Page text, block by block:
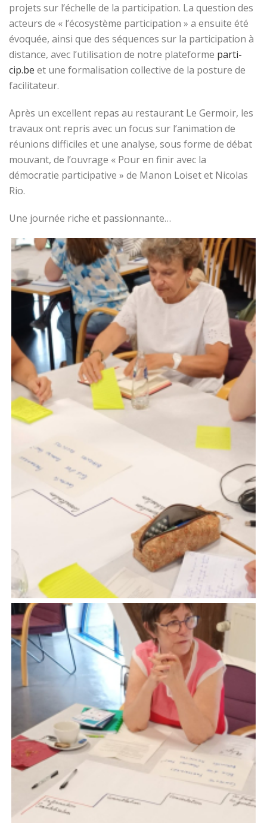
projets sur l’échelle de la participation. La question des
acteurs de « l’écosystème participation » a ensuite été
évoquée, ainsi que des séquences sur la participation à
distance, avec l’utilisation de notre plateforme parti-
cip.be et une formalisation collective de la posture de
facilitateur.
Après un excellent repas au restaurant Le Germoir, les
travaux ont repris avec un focus sur l’animation de
réunions difficiles et une analyse, sous forme de débat
mouvant, de l’ouvrage « Pour en finir avec la
démocratie participative » de Manon Loiset et Nicolas
Rio.
Une journée riche et passionnante…